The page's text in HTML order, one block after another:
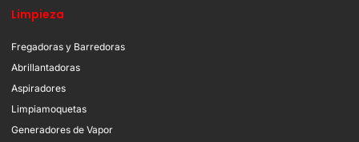
Limpieza
Fregadoras y Barredoras
Abrillantadoras
Aspiradores
Limpiamoquetas
Generadores de Vapor